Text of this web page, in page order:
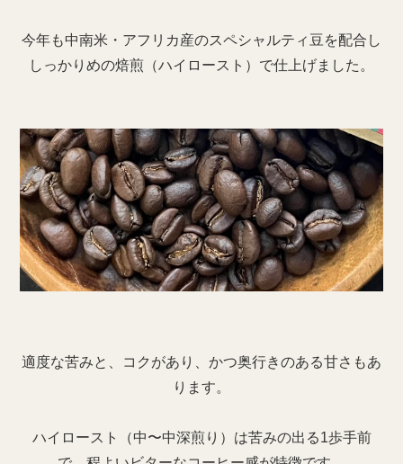
今年も中南米・アフリカ産のスペシャルティ豆を配合し
しっかりめの焙煎（ハイロースト）で仕上げました。
適度な苦みと、コクがあり、かつ奥行きのある甘さもあ
ります。
ハイロースト（中〜中深煎り）は苦みの出る1歩手前